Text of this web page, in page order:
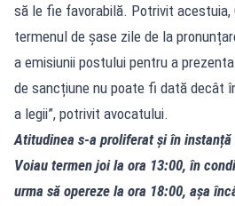
să le fie favorabilă. Potrivit acestuia,
termenul de șase zile de la
a emisiunii postului pentru a
de sancțiune nu poate fi dată decât
a legii”, potrivit avocatului.
Atitudinea s‑a proliferat și în
Voiau termen joi la ora 13:00, în
urma să opereze la ora 18:00, așa